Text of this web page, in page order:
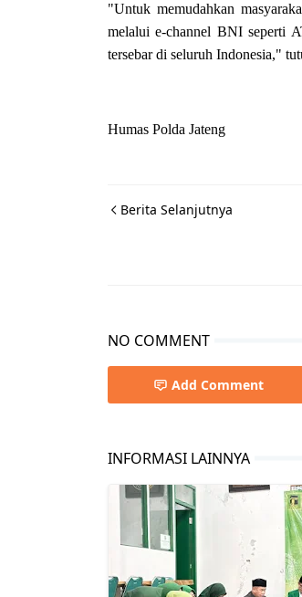
"Untuk memudahkan
melalui e-channel BNI seperti
tersebar di seluruh Indonesia,"
Humas Polda Jateng
Berita Selanjutnya
NO COMMENT
Add Comment
INFORMASI LAINNYA